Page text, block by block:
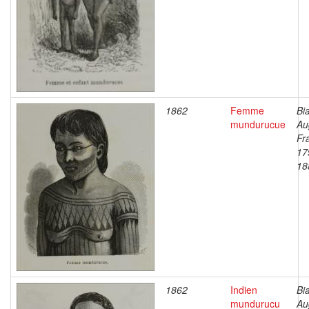
1862
Femme
mundurucue
1862
Indien
mundurucu